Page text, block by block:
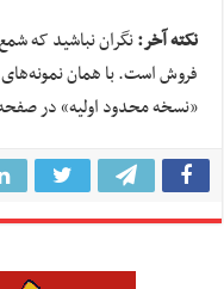
نکته آخر:نگران نباشید که
فروش است. با همان نمونه‌های
«نسخه محدود اولیه» در